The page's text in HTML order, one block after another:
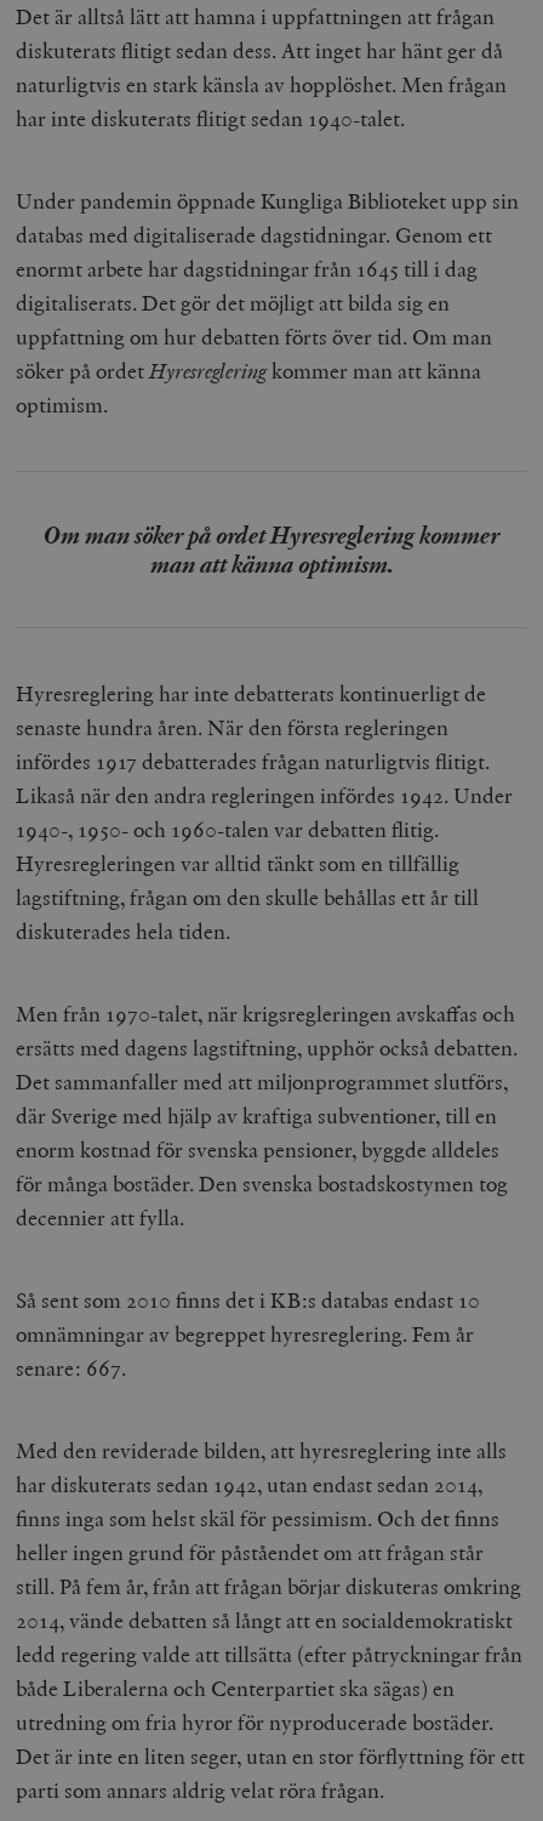
Det är alltså lätt att hamna i uppfattningen att frågan
diskuterats flitigt sedan dess. Att inget har hänt ger då
naturligtvis en stark känsla av hopplöshet. Men frågan
har inte diskuterats flitigt sedan 1940-talet.
Under pandemin öppnade Kungliga Biblioteket upp sin
databas med digitaliserade dagstidningar. Genom ett
enormt arbete har dagstidningar från 1645 till i dag
digitaliserats. Det gör det möjligt att bilda sig en
uppfattning om hur debatten förts över tid. Om man
söker på ordetHyresregleringkommer man att känna
optimism.
Om man söker på ordet Hyresreglering kommer
man att känna optimism.
Hyresreglering har inte debatterats kontinuerligt de
senaste hundra åren. När den första regleringen
infördes 1917 debatterades frågan naturligtvis flitigt.
Likaså när den andra regleringen infördes 1942. Under
1940-, 1950- och 1960-talen var debatten flitig.
Hyresregleringen var alltid tänkt som en tillfällig
lagstiftning, frågan om den skulle behållas ett år till
diskuterades hela tiden.
Men från 1970-talet, när krigsregleringen avskaffas och
ersätts med dagens lagstiftning, upphör också debatten.
Det sammanfaller med att miljonprogrammet slutförs,
där Sverige med hjälp av kraftiga subventioner, till en
enorm kostnad för svenska pensioner, byggde alldeles
för många bostäder. Den svenska bostadskostymen tog
decennier att fylla.
Så sent som 2010 finns det i KB:s databas endast 10
omnämningar av begreppet hyresreglering. Fem år
senare: 667.
Med den reviderade bilden, att hyresreglering inte alls
har diskuterats sedan 1942, utan endast sedan 2014,
finns inga som helst skäl för pessimism. Och det finns
heller ingen grund för påståendet om att frågan står
still. På fem år, från att frågan börjar diskuteras omkring
2014, vände debatten så långt att en socialdemokratiskt
ledd regering valde att tillsätta (efter påtryckningar från
både Liberalerna och Centerpartiet ska sägas) en
utredning om fria hyror för nyproducerade bostäder.
Det är inte en liten seger, utan en stor förflyttning för ett
parti som annars aldrig velat röra frågan.